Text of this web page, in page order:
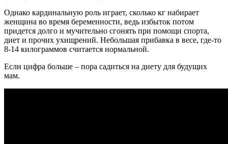
Однако кардинальную роль играет, сколько кг набирает
женщина во время беременности, ведь избыток потом
придется долго и мучительно сгонять при помощи спорта,
диет и прочих ухищрений. Небольшая прибавка в весе, где-то
8-14 килограммов считается нормальной.
Если цифра больше – пора садиться на диету для будущих
мам.